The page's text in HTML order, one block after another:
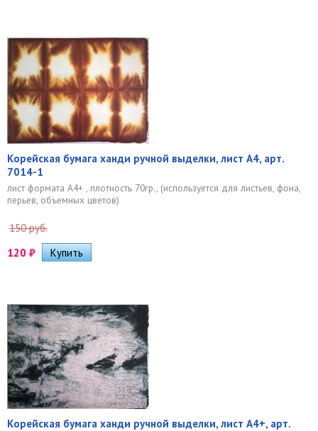
Корейская бумага ханди ручной выделки, лист А4, арт.
7014-1
лист формата А4+ , плотность 70гр., (используется для листьев, фона,
перьев, объемных цветов)
150 руб.
120 ₽
Корейская бумага ханди ручной выделки, лист А4+, арт.